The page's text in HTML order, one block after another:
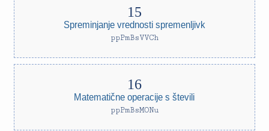
Spreminjanje vrednosti spremenljivk
ppPmBsVVCh
Matematične operacije s števili
ppPmBsMONu